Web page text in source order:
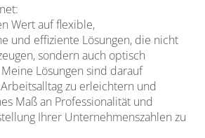
Wert auf flexible,
und effiziente Lösungen, die nicht
sondern auch optisch
Lösungen sind darauf
zu erleichtern und
Maß an Professionalität und
Ihrer Unternehmenszahlen zu